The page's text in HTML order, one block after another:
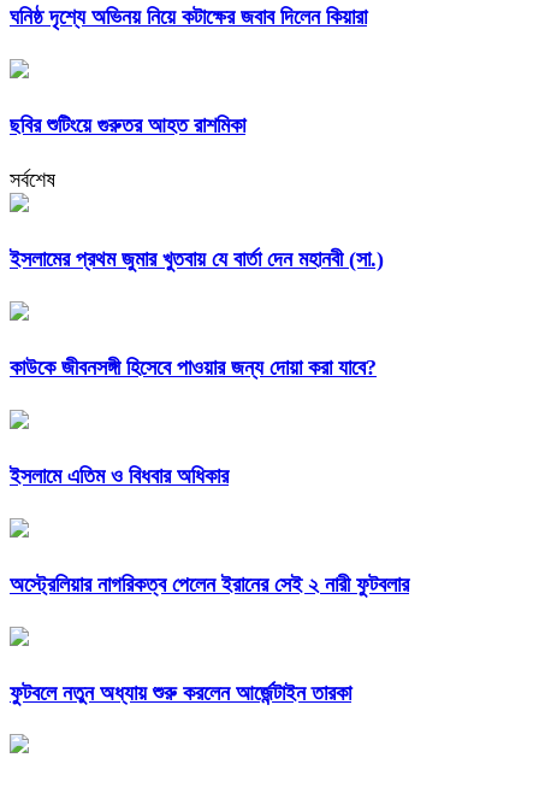
ঘনিষ্ঠ দৃশ্যে অভিনয় নিয়ে কটাক্ষের জবাব দিলেন কিয়ারা
ছবির শুটিংয়ে গুরুতর আহত রাশমিকা
সর্বশেষ
ইসলামের প্রথম জুমার খুতবায় যে বার্তা দেন মহানবী (সা.)
কাউকে জীবনসঙ্গী হিসেবে পাওয়ার জন্য দোয়া করা যাবে?
ইসলামে এতিম ও বিধবার অধিকার
অস্ট্রেলিয়ার নাগরিকত্ব পেলেন ইরানের সেই ২ নারী ফুটবলার
ফুটবলে নতুন অধ্যায় শুরু করলেন আর্জেন্টাইন তারকা